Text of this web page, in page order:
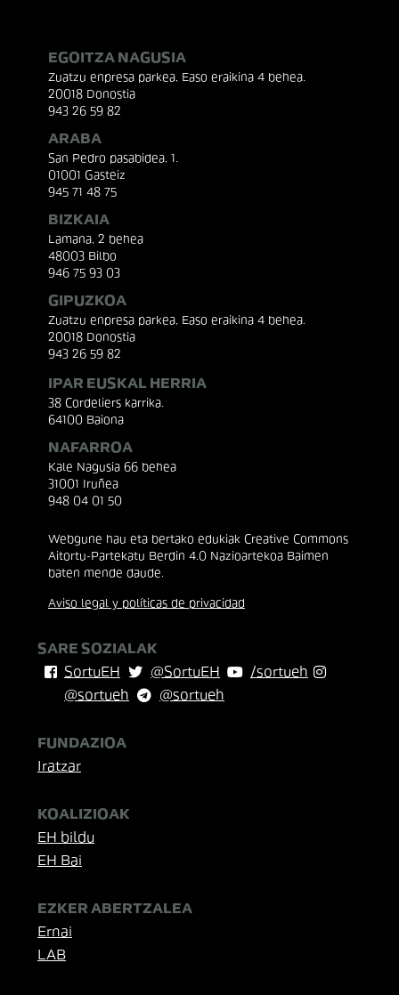
EGOITZA NAGUSIA
Zuatzu enpresa parkea, Easo eraikina 4 behea.
20018 Donostia
943 26 59 82
ARABA
San Pedro pasabidea, 1.
01001 Gasteiz
945 71 48 75
BIZKAIA
Lamana, 2 behea
48003 Bilbo
946 75 93 03
GIPUZKOA
Zuatzu enpresa parkea, Easo eraikina 4 behea.
20018 Donostia
943 26 59 82
IPAR EUSKAL HERRIA
38 Cordeliers karrika.
64100 Baiona
NAFARROA
Kale Nagusia 66 behea
31001 Iruñea
948 04 01 50
Webgune hau eta bertako edukiak Creative Commons
Aitortu-Partekatu Berdin 4.0 Nazioartekoa Baimen
baten mende daude.
Aviso legal y políticas de privacidad
SARE SOZIALAK
SortuEH
@SortuEH
/sortueh
@sortueh
@sortueh
FUNDAZIOA
Iratzar
KOALIZIOAK
EH bildu
EH Bai
EZKER ABERTZALEA
Ernai
LAB